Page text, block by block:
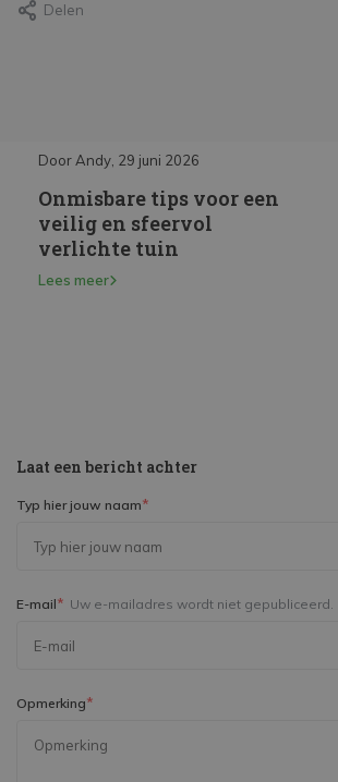
Delen
Door Andy, 29 juni 2026
Onmisbare tips voor een
veilig en sfeervol
verlichte tuin
Lees meer
Laat een bericht achter
Typ hier jouw naam*
E-mail* Uw e-mailadres wordt niet gepubliceerd.
Opmerking*